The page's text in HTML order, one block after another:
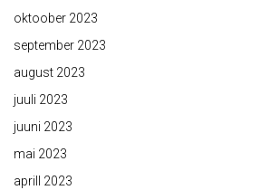
oktoober 2023
september 2023
august 2023
juuli 2023
juuni 2023
mai 2023
aprill 2023